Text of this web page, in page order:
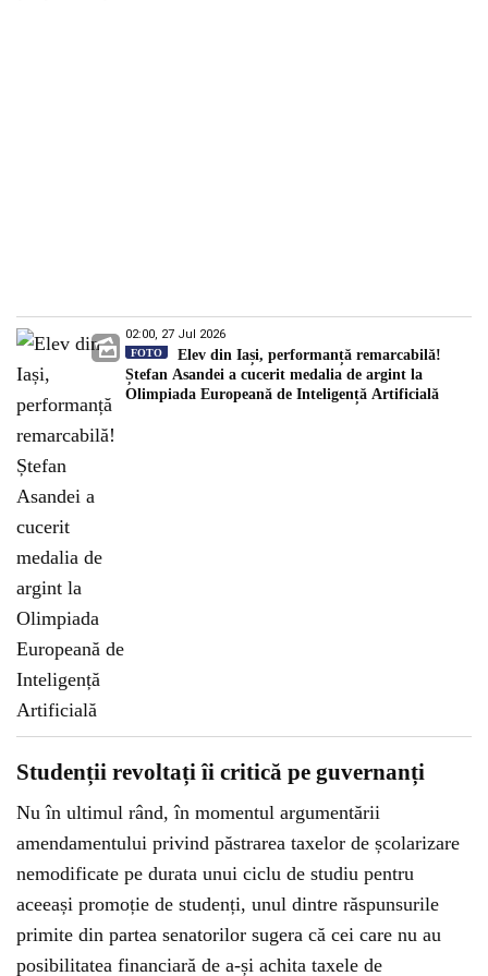
02:00, 27 Jul 2026
FOTO
Elev din Iași, performanță remarcabilă!
Ștefan Asandei a cucerit medalia de argint la
Olimpiada Europeană de Inteligență Artificială
Studenții revoltați îi critică pe guvernanți
Nu în ultimul rând, în momentul argumentării
amendamentului privind păstrarea taxelor de școlarizare
nemodificate pe durata unui ciclu de studiu pentru
aceeași promoție de studenți, unul dintre răspunsurile
primite din partea senatorilor sugera că cei care nu au
posibilitatea financiară de a-și achita taxele de